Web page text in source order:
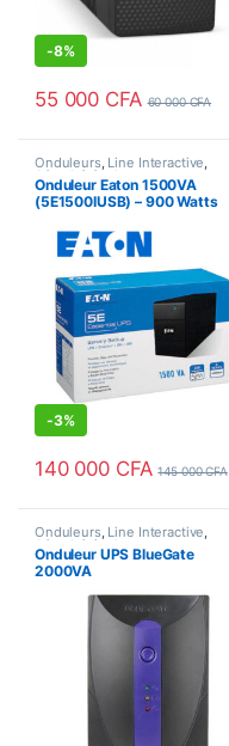
-8%
55 000 CFA 60 000CFA
Onduleurs, Line Interactive,
Sécurité équipements
Onduleur Eaton 1500VA
(5E1500IUSB) – 900 Watts
-3%
140 000 CFA 145 000CFA
Onduleurs, Line Interactive,
Sécurité équipements
Onduleur UPS BlueGate
2000VA